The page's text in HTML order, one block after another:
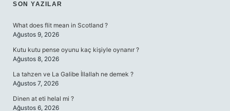
SIDEBAR
SON YAZILAR
What does flit mean in Scotland ?
Ağustos 9, 2026
Kutu kutu pense oyunu kaç kişiyle oynanır ?
Ağustos 8, 2026
La tahzen ve La Galibe İllallah ne demek ?
Ağustos 7, 2026
Dinen at eti helal mi ?
Ağustos 6, 2026